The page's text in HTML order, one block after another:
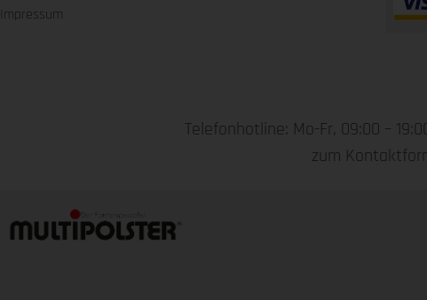
Impressum
Telefonhotline: Mo-Fr, 09:00 –
zum